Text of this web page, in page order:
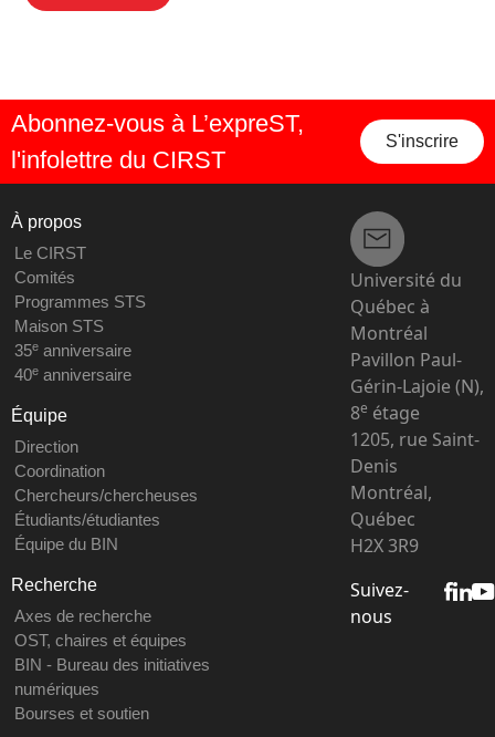
Abonnez-vous à L’expreST,
l'infolettre du CIRST
S'inscrire
À propos
Le CIRST
Comités
Programmes STS
Maison STS
35eanniversaire
40eanniversaire
Équipe
Direction
Coordination
Chercheurs/chercheuses
Étudiants/étudiantes
Équipe du BIN
Recherche
Axes de recherche
OST, chaires et équipes
BIN - Bureau des initiatives
numériques
Bourses et soutien
Université du
Québec à
Montréal
Pavillon Paul-
Gérin-Lajoie (N),
8e étage
1205, rue Saint-
Denis
Montréal,
Québec
H2X 3R9
Suivez-
nous